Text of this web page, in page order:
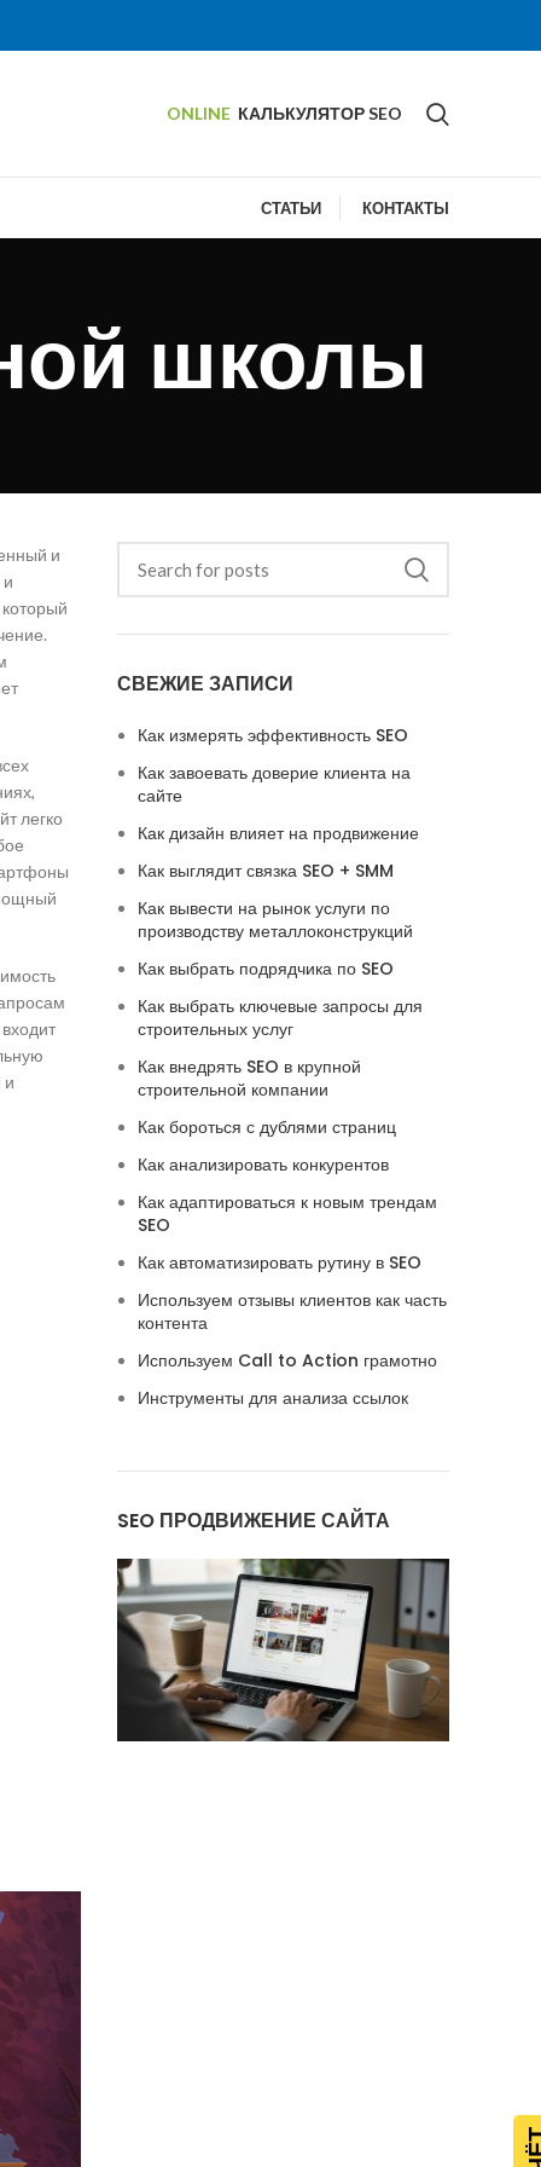
ONLINE КАЛЬКУЛЯТОР SEO
СТАТЬИ КОНТАКТЫ
школы
и
легко
и
СВЕЖИЕ ЗАПИСИ
Как измерять эффективность SEO
Как завоевать доверие клиента на
сайте
Как дизайн влияет на продвижение
Как выглядит связка SEO + SMM
Как вывести на рынок услуги по
производству металлоконструкций
Как выбрать подрядчика по SEO
Как выбрать ключевые запросы для
строительных услуг
Как внедрять SEO в крупной
строительной компании
Как бороться с дублями страниц
Как анализировать конкурентов
Как адаптироваться к новым трендам
SEO
Как автоматизировать рутину в SEO
Используем отзывы клиентов как часть
контента
Используем Call to Action грамотно
Инструменты для анализа ссылок
SEO ПРОДВИЖЕНИЕ САЙТА